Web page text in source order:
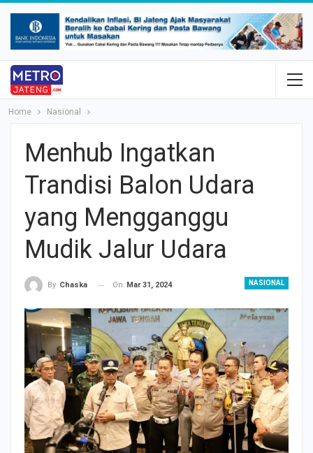
Home Nasional
Menhub Ingatkan
Trandisi Balon Udara
yang Mengganggu
Mudik Jalur Udara
NASIONAL
By Chaska On Mar 31, 2024